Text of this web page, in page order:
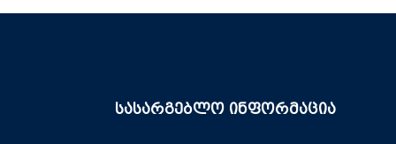
სასარგებლო ინფორმაცია